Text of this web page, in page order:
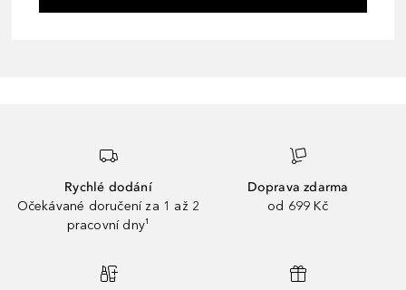
Rychlé dodání
Očekávané doručení za 1 až 2
pracovní dny¹
Doprava zdarma
od 699 Kč